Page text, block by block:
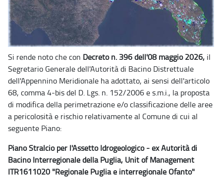
Si rende noto che con Decreto n. 396 dell'08 maggio 2026, il
Segretario Generale dell'Autorità di Bacino Distrettuale
dell'Appennino Meridionale ha adottato, ai sensi dell'articolo
68, comma 4-bis del D. Lgs. n. 152/2006 e s.m.i., la proposta
di modifica della perimetrazione e/o classificazione delle aree
a pericolosità e rischio relativamente al Comune di cui al
seguente Piano:
Piano Stralcio per l'Assetto Idrogeologico - ex Autorità di
Bacino Interregionale della Puglia, Unit of Management
ITR1611020 "Regionale Puglia e interregionale Ofanto"